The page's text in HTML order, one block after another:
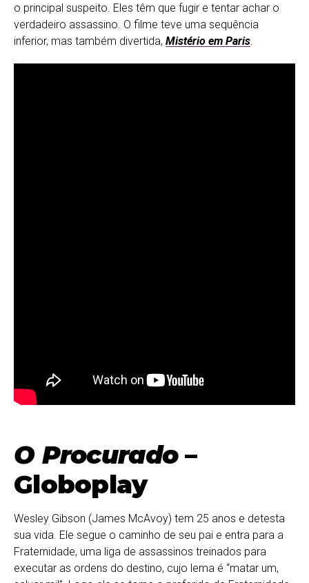
o principal suspeito. Eles têm que fugir e tentar achar o
verdadeiro assassino. O filme teve uma sequência
inferior, mas também divertida, Mistério em Paris
O Procurado–
Globoplay
Wesley Gibson (James McAvoy) tem 25 anos e detesta
sua vida. Ele segue o caminho de seu pai e entra para a
Fraternidade, uma liga de assassinos treinados para
executar as ordens do destino, cujo lema é “matar um,